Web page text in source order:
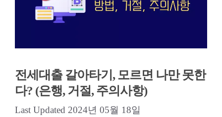
전세대출 갈아타기, 모르면 나만 못한
다? (은행, 거절, 주의사항)
2024년 05월 18일